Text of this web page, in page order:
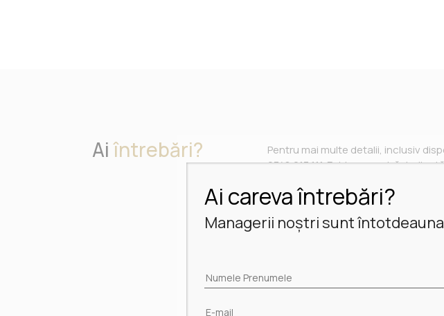
Aiîntrebări?
Pentru mai multe detalii, inclusiv
0748 013 111. Echipa noastră
Ai careva întrebări?
Managerii noștri sunt